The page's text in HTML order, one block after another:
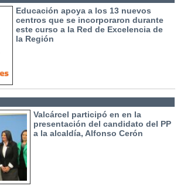
Educación apoya a los 13 nuevos
centros que se incorporaron durante
este curso a la Red de Excelencia de
la Región
Valcárcel participó en en la
presentación del candidato del PP
a la alcaldía, Alfonso Cerón